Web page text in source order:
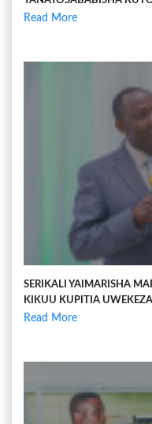
Read More
SERIKALI YAIMARISHA
KIKUU KUPITIA
Read More